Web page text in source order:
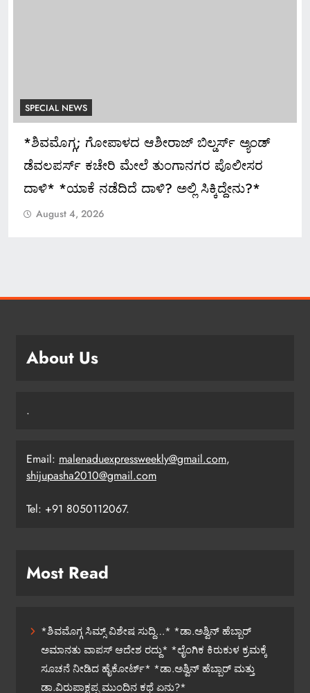
SPECIAL NEWS
ಅದ್ಧೂರಿ ಸ್ವಾಗತ ಬೇಡ: ಸಚಿವ ಮಧು ಬಂಗಾರಪ್ಪ ಸೂಚನೆ
August 4, 2026
About Us
.
Email: malenaduexpressweekly@gmail.com,
shijupasha2010@gmail.com
Tel: +91 8050112067.
Most Read
*ಶಿವಮೊಗ್ಗ ಸಿಮ್ಸ್ ವಿಶೇಷ ಸುದ್ದಿ…* *ಡಾ.ಅಶ್ವಿನ್ ಹೆಬ್ಬಾರ್
ಅಮಾನತು ವಾಪಸ್ ಆದೇಶ ರದ್ದು* *ಲೈಂಗಿಕ ಕಿರುಕುಳ ಕ್ರಮಕ್ಕೆ
ಸೂಚನೆ ನೀಡಿದ ಹೈಕೋರ್ಟ್* *ಡಾ.ಅಶ್ವಿನ್ ಹೆಬ್ಬಾರ್ ಮತ್ತು
ಡಾ.ವಿರುಪಾಕ್ಷಪ್ಪ ಮುಂದಿನ ಕಥೆ ಏನು?*